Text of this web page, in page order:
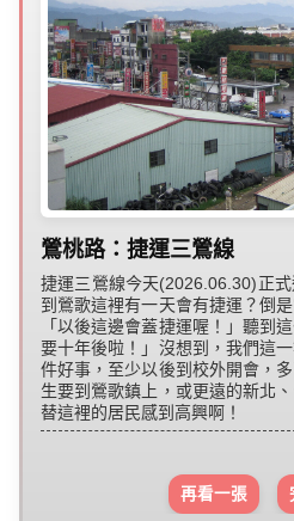
鶯桃路：捷運三鶯線
捷運三鶯線今天(2026.06.30)正
到鶯歌這裡有一天會有捷運？倒
「以後這邊會蓋捷運喔！」聽到
要十年後啦！」沒想到，我們這
件好事，至少以後到校外開會，
生要到鶯歌鎮上，或更遠的新北
替這裡的居民感到高興啊！
再看一張